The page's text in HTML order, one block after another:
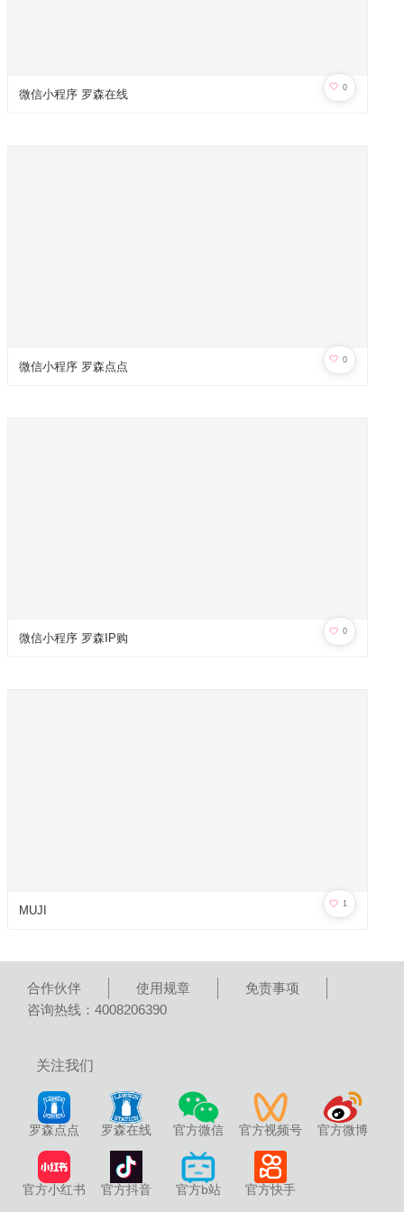
微信小程序 罗森在线
🤍 0
微信小程序 罗森点点
🤍 0
微信小程序 罗森IP购
🤍 0
MUJI
🤍 1
合作伙伴 使用规章
免责事项
咨询热线：4008206390
关注我们
罗森点点 罗森在线 官方微信 官方视频号 官方微博
官方小红书 官方抖音 官方b站 官方快手